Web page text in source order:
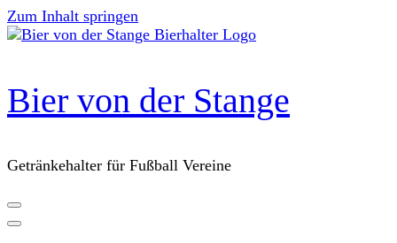
Zum Inhalt springen
Bier von der Stange
Getränkehalter für Fußball Vereine